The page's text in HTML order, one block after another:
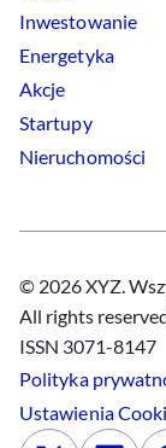
Inwestowanie
Energetyka
Akcje
Startupy
Nieruchomości
© 2026 XYZ.
All rights
ISSN 3071-8147
Polityka
Ustawienia